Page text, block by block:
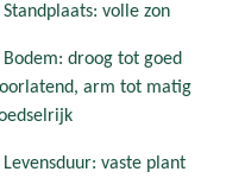
Standplaats: volle zon
Bodem: droog tot goed
arm tot matig
Levensduur: vaste plant